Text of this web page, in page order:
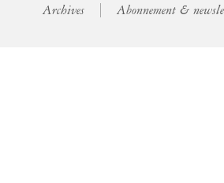
Archives Abonnement &